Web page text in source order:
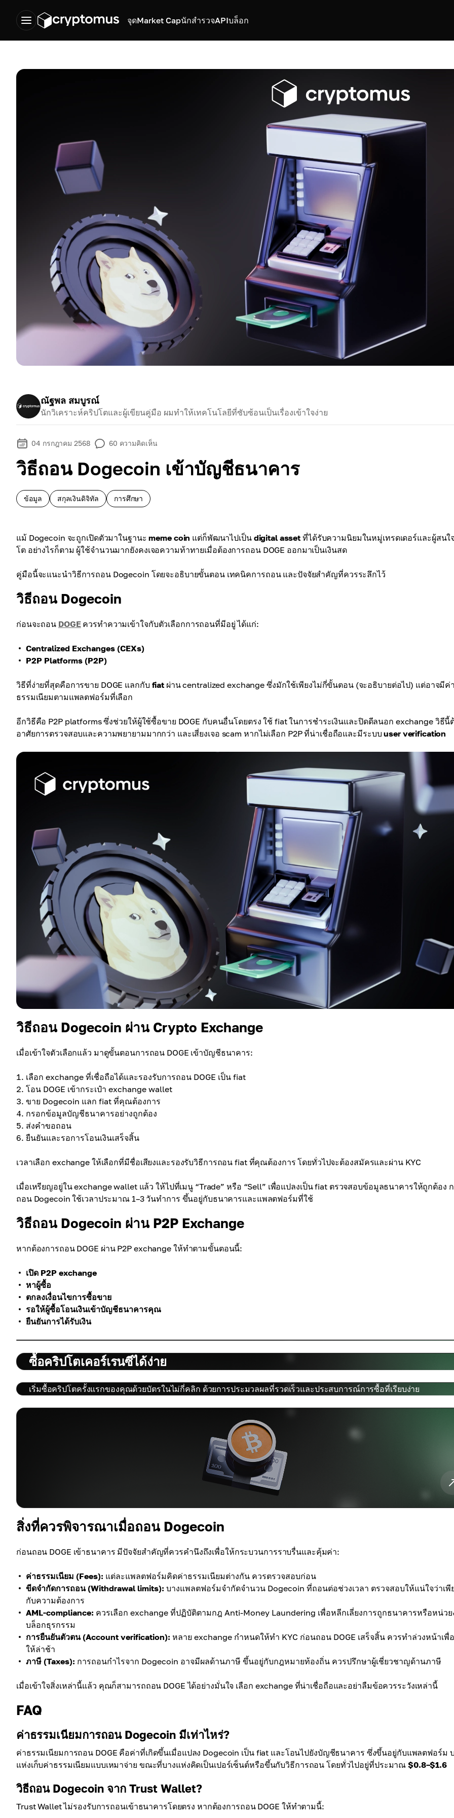
จุดMarket CapนักสำรวจAPIบล็อก
ณัฐพล สมบูรณ์
นักวิเคราะห์คริปโตและผู้เขียนคู่มือ ผมทำให้เทคโนโลยีที่ซับซ้อนเป็นเรื่องเข้าใจง่าย
04 กรกฎาคม 2568 60 ความคิดเห็น
วิธีถอน Dogecoin เข้าบัญชีธนาคาร
ข้อมูล สกุลเงินดิจิทัล การศึกษา
แม้ Dogecoin จะถูกเปิดตัวมาในฐานะmeme coin แต่ก็พัฒนาไปเป็น digital asset ที่ได้รับความนิยมในหมู่เทรดเดอร์และผู้สนใ
โต อย่างไรก็ตาม ผู้ใช้จำนวนมากยังคงเจอความท้าทายเมื่อต้องการถอน DOGE ออกมาเป็นเงินสด
คู่มือนี้จะแนะนำวิธีการถอน Dogecoin โดยจะอธิบายขั้นตอน เทคนิคการถอน และปัจจัยสำคัญที่ควรระลึกไว้
วิธีถอน Dogecoin
ก่อนจะถอน DOGEควรทำความเข้าใจกับตัวเลือกการถอนที่มีอยู่ ได้แก่:
Centralized Exchanges (CEXs)
P2P Platforms (P2P)
วิธีที่ง่ายที่สุดคือการขาย DOGE แลกกับ fiat ผ่าน centralized exchange ซึ่งมักใช้เพียงไม่กี่ขั้นตอน (จะอธิบายต่อไป) แต่อาจมีค่
ธรรมเนียมตามแพลตฟอร์มที่เลือก
อีกวิธีคือ P2P platforms ซึ่งช่วยให้ผู้ใช้ซื้อขาย DOGE กับคนอื่นโดยตรง ใช้ fiat ในการชำระเงินและปิดดีลนอก exchange วิธีนี้
อาศัยการตรวจสอบและความพยายามมากกว่า และเสี่ยงเจอ scam หากไม่เลือก P2P ที่น่าเชื่อถือและมีระบบuser verification
วิธีถอน Dogecoin ผ่าน Crypto Exchange
เมื่อเข้าใจตัวเลือกแล้ว มาดูขั้นตอนการถอน DOGE เข้าบัญชีธนาคาร:
เลือก exchange ที่เชื่อถือได้และรองรับการถอน DOGE เป็น fiat
โอน DOGE เข้ากระเป๋า exchange wallet
ขาย Dogecoin แลก fiat ที่คุณต้องการ
กรอกข้อมูลบัญชีธนาคารอย่างถูกต้อง
ส่งคำขอถอน
ยืนยันและรอการโอนเงินเสร็จสิ้น
เวลาเลือก exchange ให้เลือกที่มีชื่อเสียงและรองรับวิธีการถอน fiat ที่คุณต้องการ โดยทั่วไปจะต้องสมัครและผ่าน KYC
เมื่อเหรียญอยู่ใน exchange wallet แล้ว ให้ไปที่เมนู “Trade” หรือ “Sell” เพื่อแปลงเป็น fiat ตรวจสอบข้อมูลธนาคารให้ถูกต้อง
ถอน Dogecoin ใช้เวลาประมาณ 1–3 วันทำการ ขึ้นอยู่กับธนาคารและแพลตฟอร์มที่ใช้
วิธีถอน Dogecoin ผ่าน P2P Exchange
หากต้องการถอน DOGE ผ่าน P2P exchange ให้ทำตามขั้นตอนนี้:
เปิด P2P exchange
หาผู้ซื้อ
ตกลงเงื่อนไขการซื้อขาย
รอให้ผู้ซื้อโอนเงินเข้าบัญชีธนาคารคุณ
ยืนยันการได้รับเงิน
ซื้อคริปโตเคอร์เรนซีได้ง่าย
เริ่มซื้อคริปโตครั้งแรกของคุณด้วยบัตรในไม่กี่คลิก ด้วยการประมวลผลที่รวดเร็วและประสบการณ์การซื้อที่เรียบง่าย
สิ่งที่ควรพิจารณาเมื่อถอน Dogecoin
ก่อนถอน DOGE เข้าธนาคาร มีปัจจัยสำคัญที่ควรคำนึงถึงเพื่อให้กระบวนการราบรื่นและคุ้มค่า:
ค่าธรรมเนียม (Fees): แต่ละแพลตฟอร์มคิดค่าธรรมเนียมต่างกัน ควรตรวจสอบก่อน
ขีดจำกัดการถอน (Withdrawal limits): บางแพลตฟอร์มจำกัดจำนวน Dogecoin ที่ถอนต่อช่วงเวลา ตรวจสอบให้แน่ใจว่าเพี
กับความต้องการ
AML-compliance: ควรเลือก exchange ที่ปฏิบัติตามกฎ Anti-Money Laundering เพื่อหลีกเลี่ยงการถูกธนาคารหรือหน่ว
บล็อกธุรกรรม
การยืนยันตัวตน (Account verification): หลาย exchange กำหนดให้ทำ KYC ก่อนถอน DOGE เสร็จสิ้น ควรทำล่วงหน้าเพื่
ให้ล่าช้า
ภาษี (Taxes): การถอนกำไรจาก Dogecoin อาจมีผลด้านภาษี ขึ้นอยู่กับกฎหมายท้องถิ่น ควรปรึกษาผู้เชี่ยวชาญด้านภาษี
เมื่อเข้าใจสิ่งเหล่านี้แล้ว คุณก็สามารถถอน DOGE ได้อย่างมั่นใจ เลือก exchange ที่น่าเชื่อถือและอย่าลืมข้อควรระวังเหล่านี้
FAQ
ค่าธรรมเนียมการถอน Dogecoin มีเท่าไหร่?
ค่าธรรมเนียมการถอน DOGE คือค่าที่เกิดขึ้นเมื่อแปลง Dogecoin เป็น fiat และโอนไปยังบัญชีธนาคาร ซึ่งขึ้นอยู่กับแพลตฟอร์ม
แห่งเก็บค่าธรรมเนียมแบบเหมาจ่าย ขณะที่บางแห่งคิดเป็นเปอร์เซ็นต์หรือขึ้นกับวิธีการถอน โดยทั่วไปอยู่ที่ประมาณ$0.8–$1.6
วิธีถอน Dogecoin จาก Trust Wallet?
Trust Wallet ไม่รองรับการถอนเข้าธนาคารโดยตรง หากต้องการถอน DOGE ให้ทำตามนี้: